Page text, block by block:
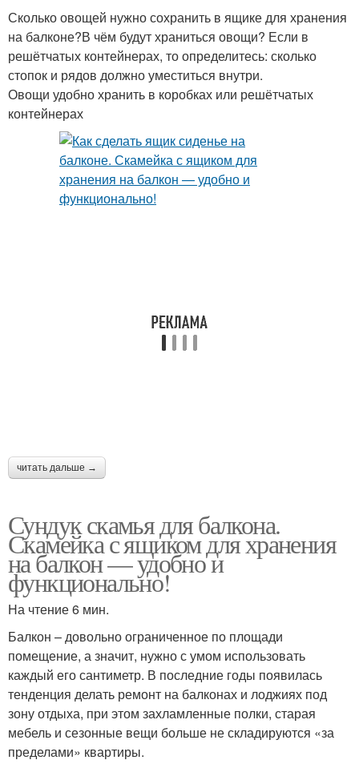
Сколько овощей нужно сохранить в ящике для хранения
на балконе?В чём будут храниться овощи? Если в
решётчатых контейнерах, то определитесь: сколько
стопок и рядов должно уместиться внутри.
Овощи удобно хранить в коробках или решётчатых
контейнерах
читать дальше →
Сундук скамья для балкона.
Скамейка с ящиком для хранения
на балкон — удобно и
функционально!
На чтение 6 мин.
Балкон – довольно ограниченное по площади
помещение, а значит, нужно с умом использовать
каждый его сантиметр. В последние годы появилась
тенденция делать ремонт на балконах и лоджиях под
зону отдыха, при этом захламленные полки, старая
мебель и сезонные вещи больше не складируются «за
пределами» квартиры.